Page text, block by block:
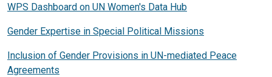
WPS Dashboard on UN Women's Data Hub
Gender Expertise in Special Political Missions
Inclusion of Gender Provisions in UN-mediated Peace
Agreements